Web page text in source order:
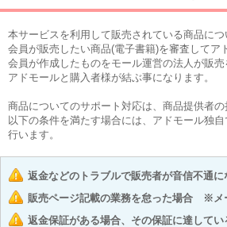
本サービスを利用して販売されている商品につ
会員が販売したい商品(電子書籍)を審査して
会員が作成したものをモール運営の法人が販
アドモールと購入者様が結ぶ事になります。
商品についてのサポート対応は、商品提供者
以下の条件を満たす場合には、アドモール独
行います。
返金などのトラブルで販売者が音信不通に
販売ページ記載の業務を怠った場合 ※メ
返金保証がある場合、その保証に達して